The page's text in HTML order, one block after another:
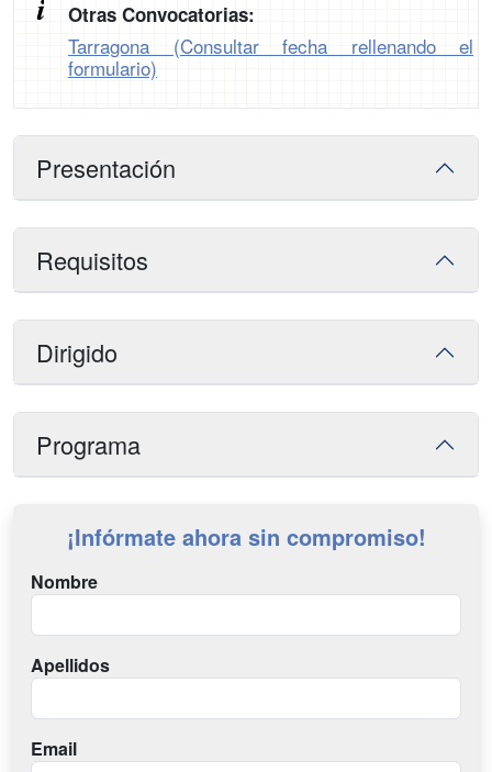
Otras Convocatorias:
Tarragona (Consultar fecha rellenando el
formulario)
Presentación
Requisitos
Dirigido
Programa
¡Infórmate ahora sin compromiso!
Nombre
Apellidos
Email